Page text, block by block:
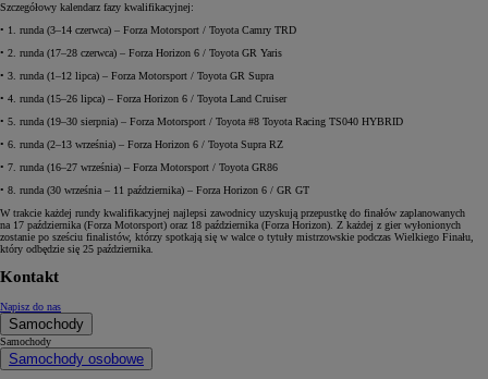
Szczegółowy kalendarz fazy kwalifikacyjnej:
• 1. runda (3–14 czerwca) – Forza Motorsport / Toyota Camry TRD
• 2. runda (17–28 czerwca) – Forza Horizon 6 / Toyota GR Yaris
• 3. runda (1–12 lipca) – Forza Motorsport / Toyota GR Supra
• 4. runda (15–26 lipca) – Forza Horizon 6 / Toyota Land Cruiser
• 5. runda (19–30 sierpnia) – Forza Motorsport / Toyota #8 Toyota Racing TS040 HYBRID
• 6. runda (2–13 września) – Forza Horizon 6 / Toyota Supra RZ
• 7. runda (16–27 września) – Forza Motorsport / Toyota GR86
• 8. runda (30 września – 11 października) – Forza Horizon 6 / GR GT
W trakcie każdej rundy kwalifikacyjnej najlepsi zawodnicy uzyskują przepustkę do finałów zaplanowanych
na 17 października (Forza Motorsport) oraz 18 października (Forza Horizon). Z każdej z gier wyłonionych
zostanie po sześciu finalistów, którzy spotkają się w walce o tytuły mistrzowskie podczas Wielkiego Finału,
który odbędzie się 25 października.
Kontakt
Napisz do nas
Samochody
Samochody
Samochody osobowe